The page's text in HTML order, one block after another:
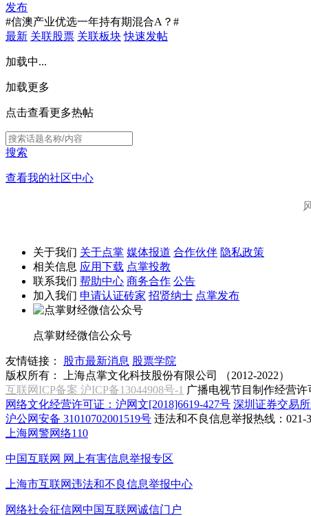
发布
#信澳产业优选一年持有期混合A？#
最新 关联股票 关联板块 快速发帖
加载中...
加载更多
点击查看更多热帖
搜索
查看我的社区中心
关于我们 关于点掌 媒体报道 合作伙伴 隐私政策
相关信息 应用下载 点掌投教
联系我们 帮助中心 商务合作 公告
加入我们 申请认证砖家 招贤纳士 点掌发布
点掌财经微信公众号
友情链接： 股市最新消息 股票学院
版权所有：
上海点掌文化科技股份有限公司 （2012-2022）
互联网ICP备案 沪ICP备13044908号-1 广播电视节目制作经营
网络文化经营许可证：沪网文[2018]6619-427号 深圳证券交易
沪公网安备 31010702001519号 违法和不良信息举报热线：021-
上海网警网络110
中国互联网 网上有害信息举报专区
上海市互联网违法和不良信息举报中心
网络社会征信网中国互联网诚信门户